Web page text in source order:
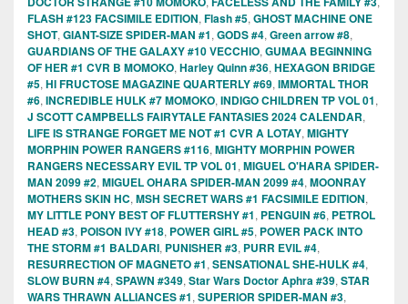
FLASH #123 FACSIMILE EDITION, Flash #5, GHOST MACHINE ONE
SHOT, GIANT-SIZE SPIDER-MAN #1, GODS #4, Green arrow #8,
GUARDIANS OF THE GALAXY #10 VECCHIO, GUMAA BEGINNING
OF HER #1 CVR B MOMOKO, Harley Quinn #36, HEXAGON BRIDGE
#5, HI FRUCTOSE MAGAZINE QUARTERLY #69, IMMORTAL THOR
#6, INCREDIBLE HULK #7 MOMOKO, INDIGO CHILDREN TP VOL 01,
J SCOTT CAMPBELLS FAIRYTALE FANTASIES 2024 CALENDAR,
LIFE IS STRANGE FORGET ME NOT #1 CVR A LOTAY, MIGHTY
MORPHIN POWER RANGERS #116, MIGHTY MORPHIN POWER
RANGERS NECESSARY EVIL TP VOL 01, MIGUEL O'HARA SPIDER-
MAN 2099 #2, MIGUEL OHARA SPIDER-MAN 2099 #4, MOONRAY
MOTHERS SKIN HC, MSH SECRET WARS #1 FACSIMILE EDITION,
MY LITTLE PONY BEST OF FLUTTERSHY #1, PENGUIN #6, PETROL
HEAD #3, POISON IVY #18, POWER GIRL #5, POWER PACK INTO
THE STORM #1 BALDARI, PUNISHER #3, PURR EVIL #4,
RESURRECTION OF MAGNETO #1, SENSATIONAL SHE-HULK #4,
SLOW BURN #4, SPAWN #349, Star Wars Doctor Aphra #39, STAR
WARS THRAWN ALLIANCES #1, SUPERIOR SPIDER-MAN #3,